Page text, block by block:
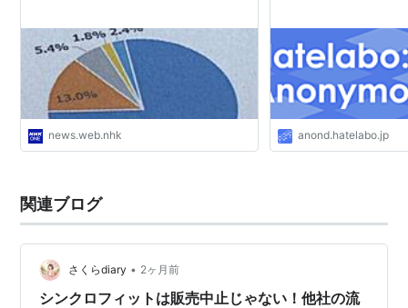
news.web.nhk anond.hatelabo.jp
関連ブログ
さくらdiary • 2ヶ月前
シンクロフィットは販売中止じゃない！他社の流